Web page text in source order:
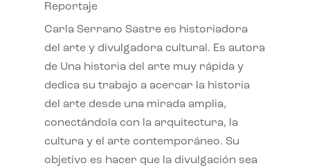
Reportaje
Carla Serrano Sastre es historiadora
del arte y divulgadora cultural. Es autora
de Una historia del arte muy rápida y
dedica su trabajo a acercar la historia
del arte desde una mirada amplia,
conectándola con la arquitectura, la
cultura y el arte contemporáneo. Su
objetivo es hacer que la divulgación sea